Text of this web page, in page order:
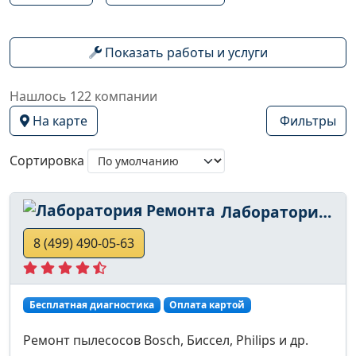
Показать работы и услуги
Нашлось 122 компании
На карте
Фильтры
Сортировка
Лаборатория Ремонта
8 (499) 490-05-63
Бесплатная диагностика Оплата картой
Ремонт пылесосов Bosch, Биссел, Philips и др.